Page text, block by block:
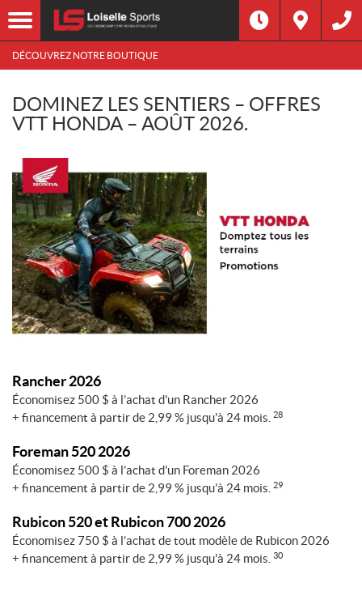
DÉCOUVREZ NOTRE BOUTIQUE
DOMINEZ LES SENTIERS – OFFRES
VTT HONDA – AOÛT 2026.
Rancher 2026
Économisez 500 $ à l’achat d'un Rancher 2026
+ financement à partir de 2,99 % jusqu'à 24 mois.
28
Foreman 520 2026
Économisez 500 $ à l’achat d'un Foreman 2026
+ financement à partir de 2,99 % jusqu'à 24 mois.
29
Rubicon 520 et Rubicon 700 2026
Économisez 750 $ à l’achat de tout modèle de Rubicon 2026
+ financement à partir de 2,99 % jusqu'à 24 mois. 30